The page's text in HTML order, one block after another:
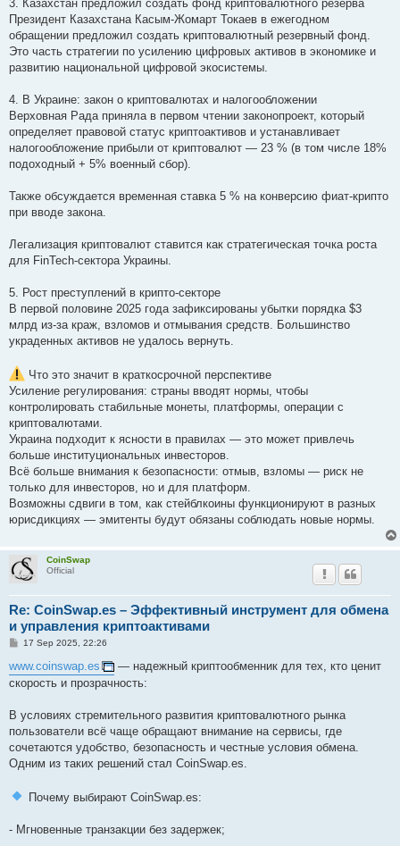
3. Казахстан предложил создать фонд криптовалютного резерва
Президент Казахстана Касым-Жомарт Токаев в ежегодном
обращении предложил создать криптовалютный резервный фонд.
Это часть стратегии по усилению цифровых активов в экономике и
развитию национальной цифровой экосистемы.
4. В Украине: закон о криптовалютах и налогообложении
Верховная Рада приняла в первом чтении законопроект, который
определяет правовой статус криптоактивов и устанавливает
налогообложение прибыли от криптовалют — 23 % (в том числе 18%
подоходный + 5% военный сбор).
Также обсуждается временная ставка 5 % на конверсию фиат-крипто
при вводе закона.
Легализация криптовалют ставится как стратегическая точка роста
для FinTech-сектора Украины.
5. Рост преступлений в крипто-секторе
В первой половине 2025 года зафиксированы убытки порядка $3
млрд из-за краж, взломов и отмывания средств. Большинство
украденных активов не удалось вернуть.
Что это значит в краткосрочной перспективе
Усиление регулирования: страны вводят нормы, чтобы
контролировать стабильные монеты, платформы, операции с
криптовалютами.
Украина подходит к ясности в правилах — это может привлечь
больше институциональных инвесторов.
Всё больше внимания к безопасности: отмыв, взломы — риск не
только для инвесторов, но и для платформ.
Возможны сдвиги в том, как стейблкоины функционируют в разных
юрисдикциях — эмитенты будут обязаны соблюдать новые нормы.
CoinSwap
Official
Re: CoinSwap.es – Эффективный инструмент для обмена
и управления криптоактивами
P
s
t
17 Sep 2025, 22:26
www.coinswap.es
— надежный криптообменник для тех, кто ценит
скорость и прозрачность:
В условиях стремительного развития криптовалютного рынка
пользователи всё чаще обращают внимание на сервисы, где
сочетаются удобство, безопасность и честные условия обмена.
Одним из таких решений стал CoinSwap.es.
Почему выбирают CoinSwap.es:
- Мгновенные транзакции без задержек;